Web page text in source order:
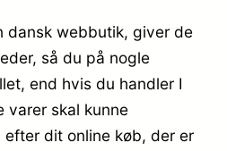
dansk webbutik, giver de
så du på nogle
end hvis du handler I
varer skal kunne
efter dit online køb, der er